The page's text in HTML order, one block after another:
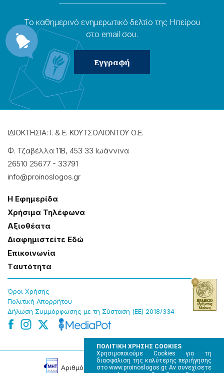
ΠΟΛΙΤΙΚΗ ΧΡΗΣΗΣ COOKIES
Χρησιμοποιούμε Cookies για τη
διασφάλιση της καλύτερης περιήγησης
στο www.proinoslogos.gr. Αν συνεχίσετε
Το καθημερɩνό ενημερωτɩκό δελτίο της Ηπείρου
στο email σου.
ΙΔΙΟΚΤΗΣΙΑ: Ι. & Ε. ΚΟΥΤΣΟΛΙΟΝΤΟΥ Ο.Ε.
Φ. Τζαβέλλα 11Β, 453 33 Ιωάννɩνα
26510 25677 - 33791
info@proinoslogos.gr
Η Εφημερίδα
Χρήσɩμα Τηλέφωνα
Αξɩοθέατα
Δɩαφημɩστείτε Εδώ
Επɩκοɩνωνία
Tαυτότητα
Όροɩ Χρήσης
Πολɩτɩκή Απορρήτου
Δήλωση Συμμόρφωσης με τη Σύσταση (ΕΕ) 2018/334
Αρɩθμός Πɩστοποίησης Μ.Η.Τ. 220242